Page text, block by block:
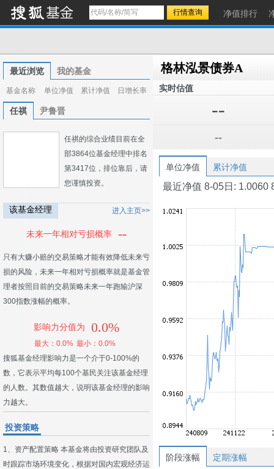
净值排行
最近浏览 我的基金
基金名称 单位净值 累计净值 日增长率
任祺 尹鲁晋
任祺的综合业绩目前在全
部3864位基金经理中排名
第3417位，排位靠后，请
您谨慎投资。
该基金经理 进入主页>>
未来一年相对亏损概率 --
只有大赚小赔的交易策略才能有效降低未来亏
损的风险，未来一年相对亏损概率就是基金管
理者按照目前的交易策略未来一年跑输沪深
300指数涨幅的概率。
影响力分值为 0.0%
最大：0.0% 最小：0.0%
搜狐基金经理影响力是一个介于0-100%的
数，它表示平均每100个基民关注该基金经理
的人数。其数值越大，说明该基金经理的影响
力越大。
投资策略
1、资产配置策略 本基金将由投资研究团队及
时跟踪市场环境变化，根据对国内宏观经济运
格林泓景债券A
实时估值
--
--
单位净值 累计净值
最近净值 8-05日: 1.0060
阶段涨幅 定期涨幅